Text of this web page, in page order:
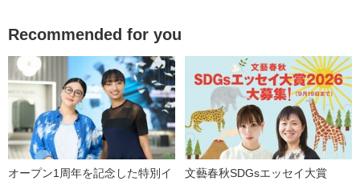
Recommended for you
オープン1周年を記念した特別イ
文藝春秋SDGsエッセイ大賞